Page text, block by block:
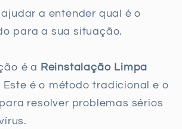
a entender qual é o
para a sua situação.
é a Reinstalação Limpa
Este é o método tradicional e o
resolver problemas sérios